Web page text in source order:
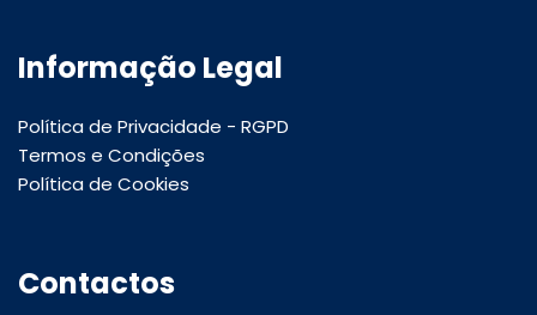
Informação Legal
Política de Privacidade - RGPD
Termos e Condições
Política de Cookies
Contactos